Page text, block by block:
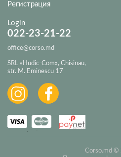
Регистрация
Login
022-23-21-22
office@corso.md
SRL «Hudic-Com», Chisinau,
str. M. Eminescu 17
Corso.md ©